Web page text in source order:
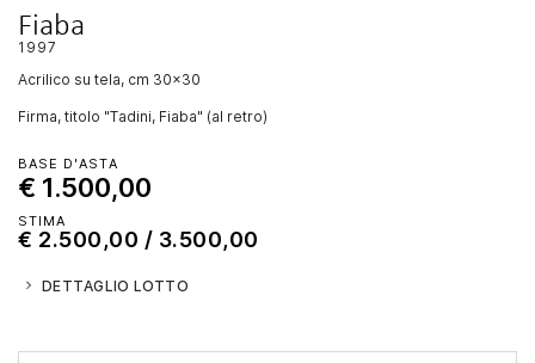
Fiaba
1997
acrilico su tela, cm 30x30
Firma, titolo "Tadini, Fiaba" (al retro)
BASE D'ASTA
€ 1.500,00
STIMA
€ 2.500,00 / 3.500,00
DETTAGLIO LOTTO